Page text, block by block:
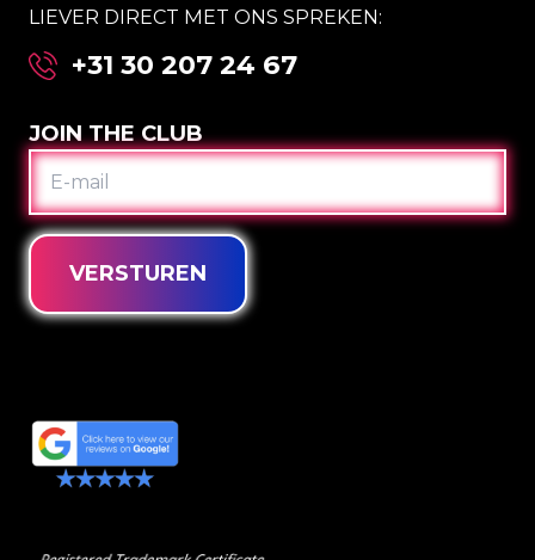
LIEVER DIRECT MET ONS SPREKEN:
+31 30 207 24 67
JOIN THE CLUB
E-
MAIL
VERSTUREN